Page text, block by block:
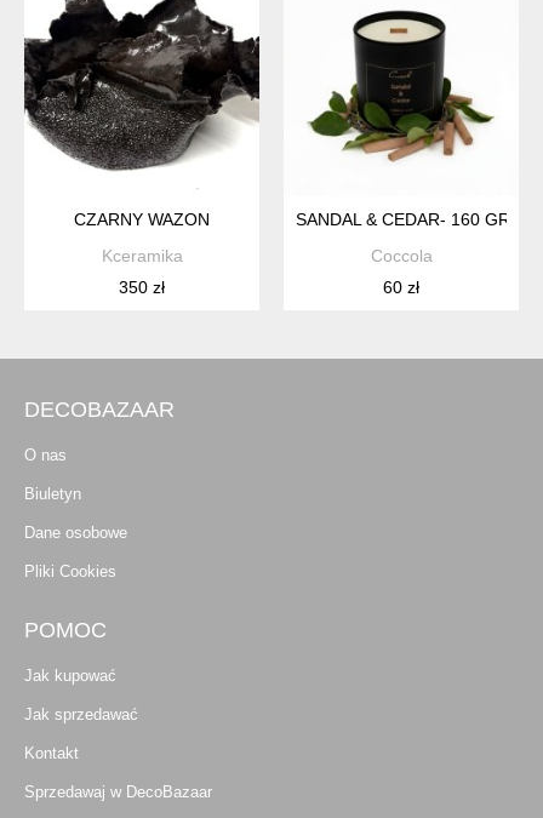
CZARNY WAZON
Kceramika
350 zł
SANDAL & CEDAR- 160 GRAM
Coccola
60 zł
DECOBAZAAR
O nas
Biuletyn
Dane osobowe
Pliki Cookies
POMOC
Jak kupować
Jak sprzedawać
Kontakt
Sprzedawaj w DecoBazaar